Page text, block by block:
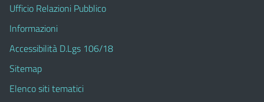
Ufficio Relazioni Pubblico
Informazioni
Accessibilità D.Lgs 106/18
Sitemap
Elenco siti tematici